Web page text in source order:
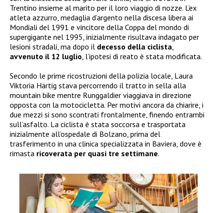
Trentino insieme al marito per il loro viaggio di nozze. L’ex
atleta azzurro, medaglia d’argento nella discesa libera ai
Mondiali del 1991 e vincitore della Coppa del mondo di
supergigante nel 1995, inizialmente risultava indagato per
lesioni stradali, ma dopo il decesso della ciclista,
avvenuto il 12 luglio, l’ipotesi di reato è stata modificata.
Secondo le prime ricostruzioni della polizia locale, Laura
Viktoria Härtig stava percorrendo il tratto in sella alla
mountain bike mentre Runggaldier viaggiava in direzione
opposta con la motocicletta. Per motivi ancora da chiarire, i
due mezzi si sono scontrati frontalmente, finendo entrambi
sull’asfalto. La ciclista è stata soccorsa e trasportata
inizialmente all’ospedale di Bolzano, prima del
trasferimento in una clinica specializzata in Baviera, dove è
rimasta ricoverata per quasi tre settimane.